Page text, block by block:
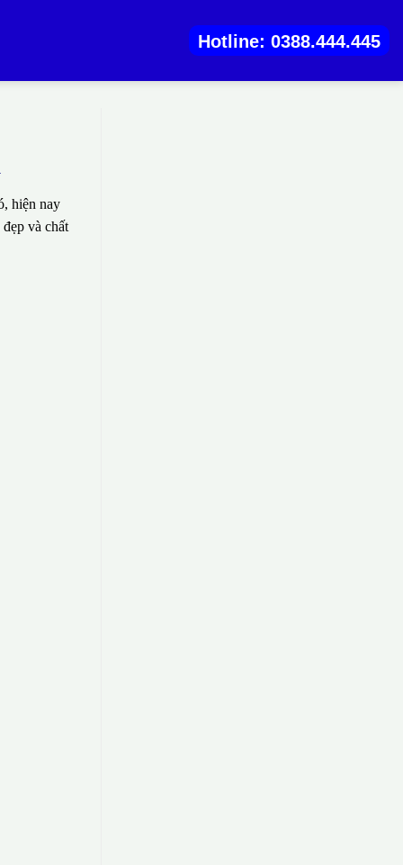
Hotline: 0388.444.445
hiện nay
và chất